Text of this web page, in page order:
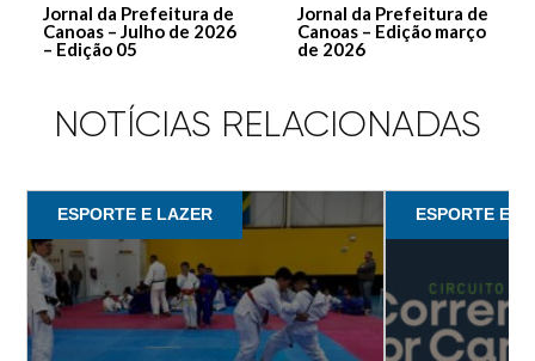
Jornal da Prefeitura de
Canoas – Julho de 2026
– Edição 05
Jornal da Prefeitura de
Canoas – Edição março
de 2026
NOTÍCIAS RELACIONADAS
ESPORTE E LAZER ESPORTE E